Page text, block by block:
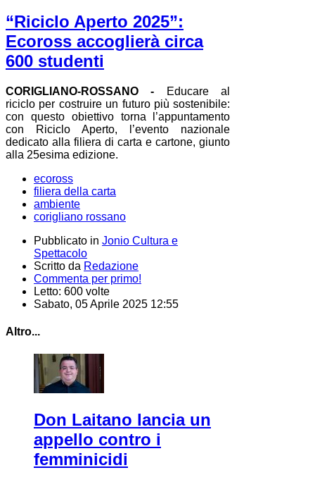
“Riciclo Aperto 2025”:
Ecoross accoglierà circa
600 studenti
CORIGLIANO-ROSSANO - Educare al
riciclo per costruire un futuro più sostenibile:
con questo obiettivo torna l’appuntamento
con Riciclo Aperto, l’evento nazionale
dedicato alla filiera di carta e cartone, giunto
alla 25esima edizione.
ecoross
filiera della carta
ambiente
corigliano rossano
Pubblicato in Jonio Cultura e
Spettacolo
Scritto da Redazione
Commenta per primo!
Letto: 600 volte
Sabato, 05 Aprile 2025 12:55
Altro...
Don Laitano lancia un
appello contro i
femminicidi